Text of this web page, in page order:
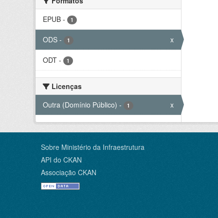
EPUB - 1
ODS - 1 x
ODT - 1
Licenças
Outra (Domínio Público) - 1 x
Sobre Ministério da Infraestrutura
API do CKAN
Associação CKAN